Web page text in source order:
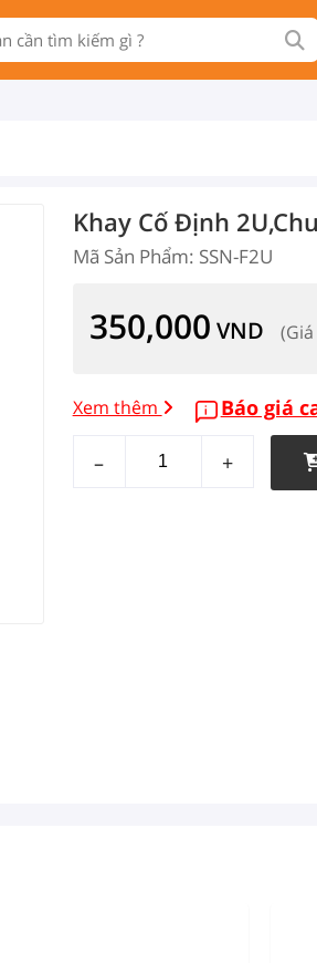
Khay Cố Định
Mã Sản Phẩm: SSN-F2U
350,000 VND
Xem thêm Báo giá
– +